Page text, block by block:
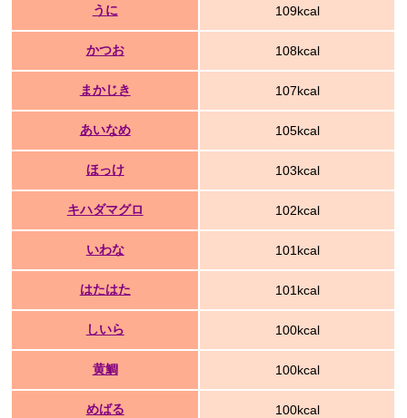
うに 109kcal
かつお 108kcal
まかじき 107kcal
あいなめ 105kcal
ほっけ 103kcal
キハダマグロ 102kcal
いわな 101kcal
はたはた 101kcal
しいら 100kcal
黄鯛 100kcal
めばる 100kcal